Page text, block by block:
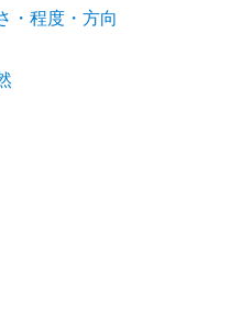
・程度・方向